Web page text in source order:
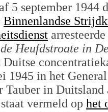
5 september 1944
Binnenlandse
Heufdstroate in
1945 in het
Tauber in Duitsland
vermeld op het